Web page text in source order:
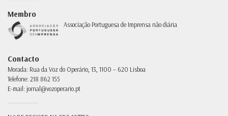
Membro
Associação Portuguesa de Imprensa não diária
Contacto
Morada: Rua da Voz do Operário, 13, 1100 – 620 Lisboa
Telefone: 218 862 155
E-mail: jornal@vozoperario.pt